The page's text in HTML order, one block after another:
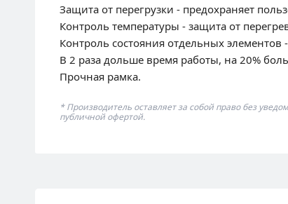
Защита от перегрузки - предохраняет
Контроль температуры - защита от
Контроль состояния отдельных
В 2 раза дольше время работы, на 20%
Прочная рамка.
* Производитель оставляет за собой право без
публичной офертой.